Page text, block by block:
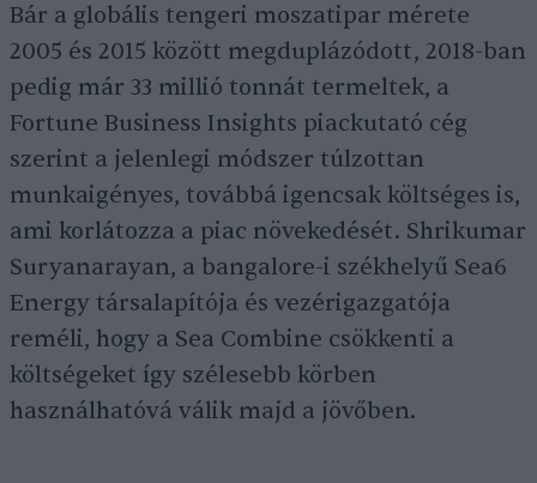
Bár a globális tengeri moszatipar mérete
2005 és 2015 között megduplázódott, 2018-ban
pedig már 33 millió tonnát termeltek, a
Fortune Business Insights piackutató cég
szerint a jelenlegi módszer túlzottan
munkaigényes, továbbá igencsak költséges is,
ami korlátozza a piac növekedését. Shrikumar
Suryanarayan, a bangalore-i székhelyű Sea6
Energy társalapítója és vezérigazgatója
reméli, hogy a Sea Combine csökkenti a
költségeket így szélesebb körben
használhatóvá válik majd a jövőben.